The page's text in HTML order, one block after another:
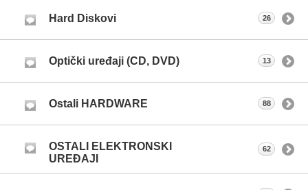
Hard Diskovi 26
Optički uređaji (CD, DVD) 13
Ostali HARDWARE 88
OSTALI ELEKTRONSKI
UREĐAJI
62